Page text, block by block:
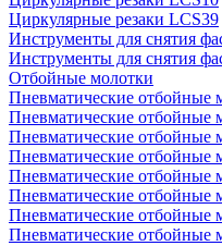
Циркулярные резаки LCS39
Инструменты для снятия
Инструменты для снятия
Отбойные молотки
Пневматические отбойные
Пневматические отбойные
Пневматические отбойные
Пневматические отбойные
Пневматические отбойные
Пневматические отбойные
Пневматические отбойные
Пневматические отбойные